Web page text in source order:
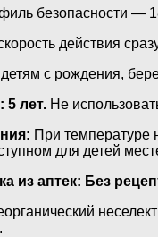
безопасности —
действия
с рождения,
5 лет. Не
При температуре
для детей
из аптек: Без